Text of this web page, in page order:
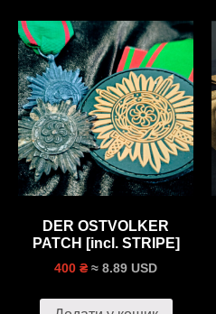
DER OSTVOLKER
PATCH [incl. STRIPE]
400 ₴ ≈ 8.89 USD